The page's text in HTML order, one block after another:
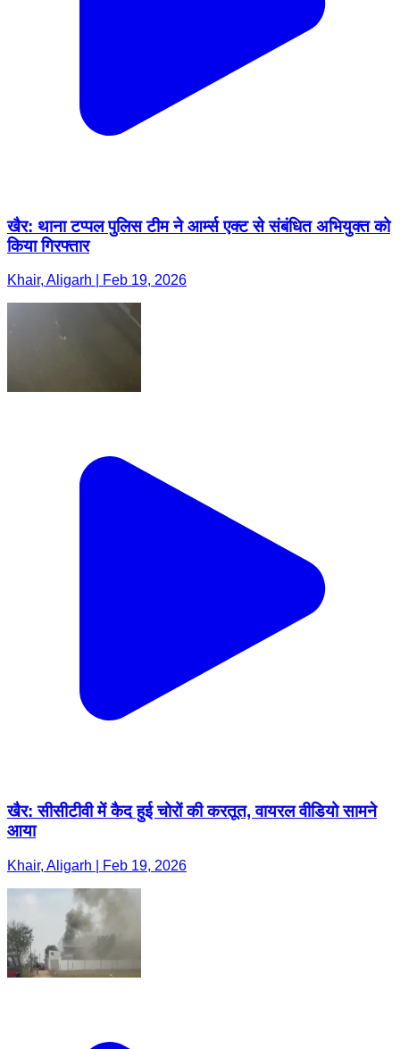
खैर: थाना टप्पल पुलिस टीम ने आर्म्स एक्ट से संबंधित अभियुक्त को
किया गिरफ्तार
Khair, Aligarh | Feb 19, 2026
खैर: सीसीटीवी में कैद हुई चोरों की करतूत, वायरल वीडियो सामने
आया
Khair, Aligarh | Feb 19, 2026